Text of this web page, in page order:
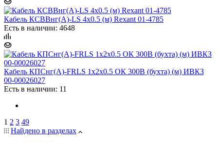
Кабель КСВВнг(А)-LS 4х0.5 (м) Rexant 01-4785
Есть в наличии: 4648
Кабель КПСнг(А)-FRLS 1х2х0.5 ОК 300В (бухта) (м) ИВКЗ
00-00026027
Есть в наличии: 11
1 2 3 49
Найдено в разделах